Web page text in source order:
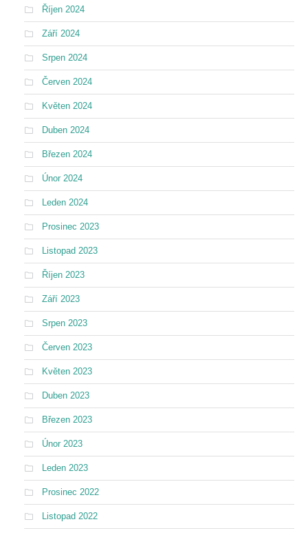
Říjen 2024
Září 2024
Srpen 2024
Červen 2024
Květen 2024
Duben 2024
Březen 2024
Únor 2024
Leden 2024
Prosinec 2023
Listopad 2023
Říjen 2023
Září 2023
Srpen 2023
Červen 2023
Květen 2023
Duben 2023
Březen 2023
Únor 2023
Leden 2023
Prosinec 2022
Listopad 2022